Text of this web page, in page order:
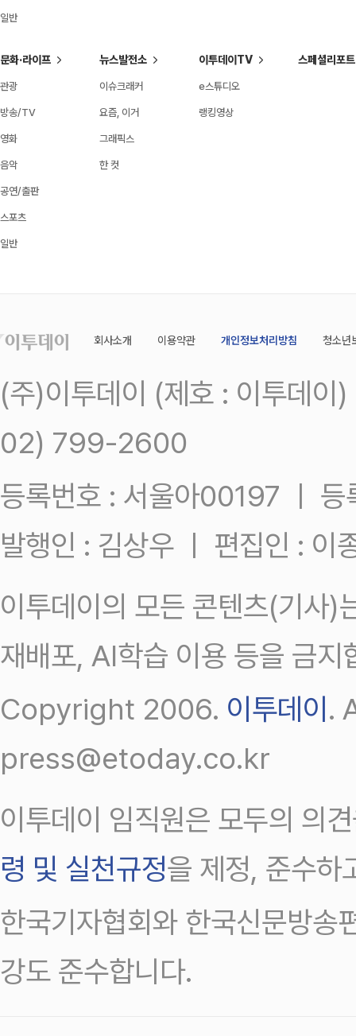
일반
문화·라이프
관광
방송/TV
영화
음악
공연/출판
스포츠
일반
뉴스발전소
이슈크래커
요즘, 이거
그래픽스
한 컷
이투데이TV
e스튜디오
랭킹영상
스페셜리포트
회사소개 이용약관 개인정보처리방침 청소년
(주)이투데이 (제호 : 이투데
02) 799-2600
등록번호 : 서울아00197 ㅣ
발행인 : 김상우 ㅣ 편집인 : 이
이투데이의 모든 콘텐츠(기사)
재배포, AI학습 이용 등을 금지
Copyright 2006. 이투데이.
press@etoday.co.kr
이투데이 임직원은 모두의 의
령 및 실천규정을 제정, 준수하
한국기자협회와 한국신문방송
강도 준수합니다.